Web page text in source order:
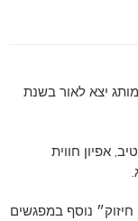
יצא לאור בשנת
אפיון חווית
חיזוק״ נוסף במפגשים